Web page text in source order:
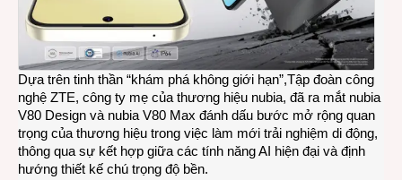
Dựa trên tinh thần “khám phá không giới hạn”,Tập đoàn công
nghệ ZTE, công ty mẹ của thương hiệu nubia, đã ra mắt nubia
V80 Design và nubia V80 Max đánh dấu bước mở rộng quan
trọng của thương hiệu trong việc làm mới trải nghiệm di động,
thông qua sự kết hợp giữa các tính năng AI hiện đại và định
hướng thiết kế chú trọng độ bền.